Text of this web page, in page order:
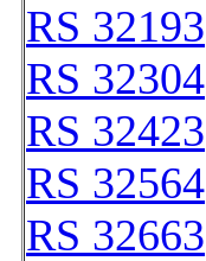
RS 32193
RS 32304
RS 32423
RS 32564
RS 32663